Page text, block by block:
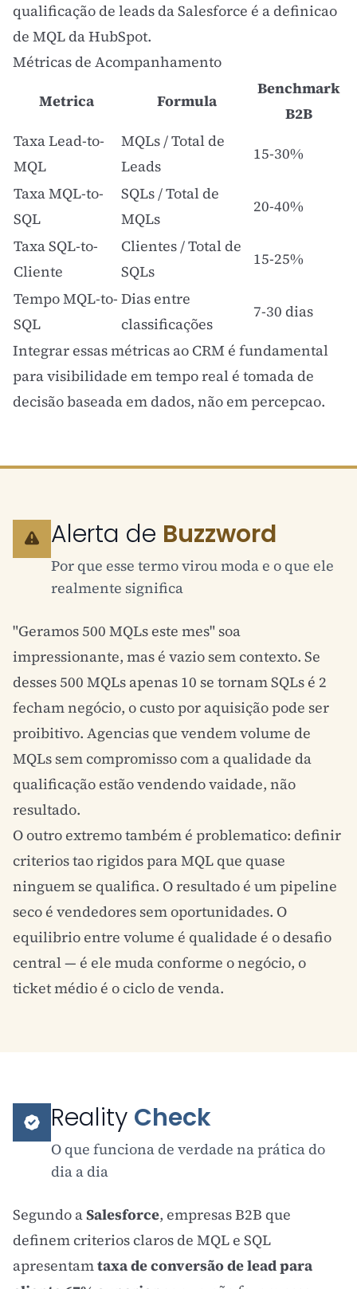
qualificação de leads da Salesforce é adefinicao
de MQL da HubSpot.
Métricas de Acompanhamento
Metrica
Formula
Benchmark
B2B
Taxa Lead-to-
MQL
MQLs / Total de
Leads
15-30%
Taxa MQL-to-
SQL
SQLs / Total de
MQLs
20-40%
Taxa SQL-to-
Cliente
Clientes / Total de
SQLs
15-25%
Tempo MQL-to-
SQL
Dias entre
classificações
7-30 dias
Integrar essas métricas ao CRMé fundamental
para visibilidade em tempo real é tomada de
decisão baseada em dados, não em percepcao.
Alerta de Buzzword
Por que esse termo virou moda e o que ele
realmente significa
"Geramos 500 MQLs este mes" soa
impressionante, mas é vazio sem contexto. Se
desses 500 MQLs apenas 10 se tornam SQLs é 2
fecham negócio, o custo por aquisição pode ser
proibitivo. Agencias que vendem volume de
MQLs sem compromisso com a qualidade da
qualificação estão vendendo vaidade, não
resultado.
O outro extremo também é problematico: definir
criterios tao rigidos para MQL que quase
ninguem se qualifica. O resultado é um pipeline
seco é vendedores sem oportunidades. O
equilibrio entre volume é qualidade é o desafio
central — é ele muda conforme o negócio, o
ticket médioé o ciclo de venda.
Reality Check
O que funciona de verdade na prática do
dia a dia
Segundo aSalesforce, empresas B2B que
definem criterios claros de MQL e SQL
apresentamtaxa de conversão deleadpara